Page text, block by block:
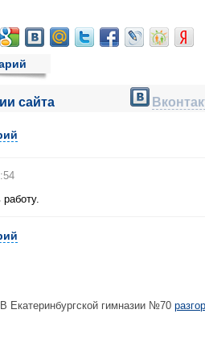
сайта
В Екатеринбургской гимназии №70